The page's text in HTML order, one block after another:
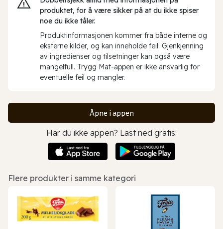
produktet, for å være sikker på at du ikke spiser
noe du ikke tåler.
Produktinformasjonen kommer fra både interne og
eksterne kilder, og kan inneholde feil. Gjenkjenning
av ingredienser og tilsetninger kan også være
mangelfull. Trygg Mat-appen er ikke ansvarlig for
eventuelle feil og mangler.
Åpne i appen
Har du ikke appen? Last ned gratis:
Flere produkter i samme kategori